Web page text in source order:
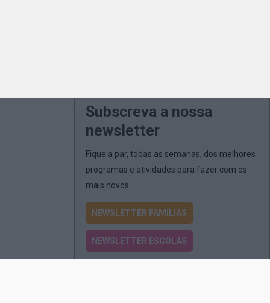
Subscreva a nossa
newsletter
Fique a par, todas as semanas, dos melhores
programas e atividades para fazer com os
mais novos
NEWSLETTER FAMÍLIAS
NEWSLETTER ESCOLAS